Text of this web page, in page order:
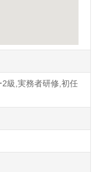
級,実務者研修,初任